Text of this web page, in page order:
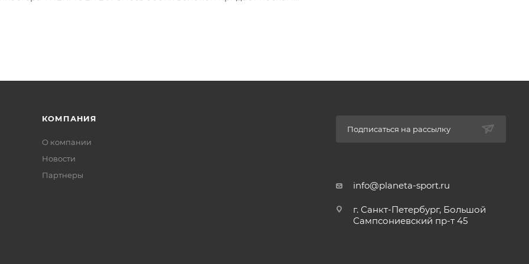
КОМПАНИЯ
О компании
Новости
Партнеры
Подписаться на рассылку
info@planeta-sport.ru
г. Санкт-Петербург, Большой
Сампсониевский пр-т 45